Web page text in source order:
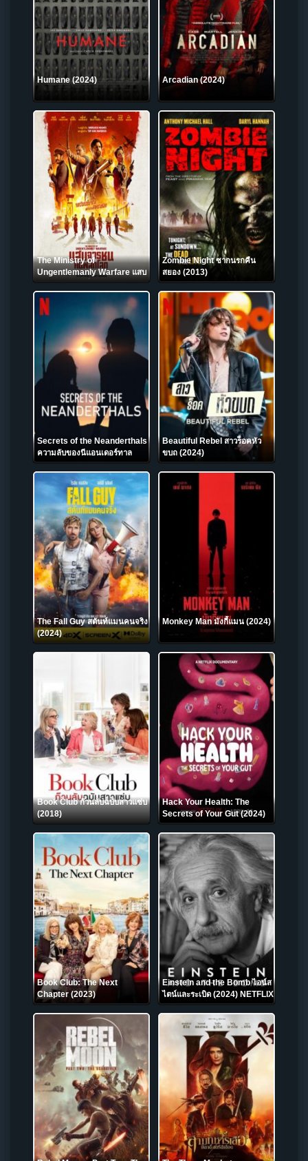
Humane (2024) Arcadian (2024)
The Ministry of
Ungentlemanly Warfare แสบ
Zombie Night ซากนรกคืน
สยอง (2013)
Secrets of the Neanderthals
ความลับของนีแอนเดอร์ทาล
(2024)
Beautiful Rebel สาวร็อคหัว
ขบถ (2024)
The Fall Guy สตันท์แมนคนจริง
(2024)
Monkey Man มังกี้แมน (2024)
Book Club ก๊วนลับฉบับสาวแซ่บ
(2018)
Hack Your Health: The
Secrets of Your Gut (2024)
NETFLIX
Book Club: The Next
Chapter (2023)
Einstein and the Bomb ไอน์ส
ไตน์และระเบิด (2024) NETFLIX